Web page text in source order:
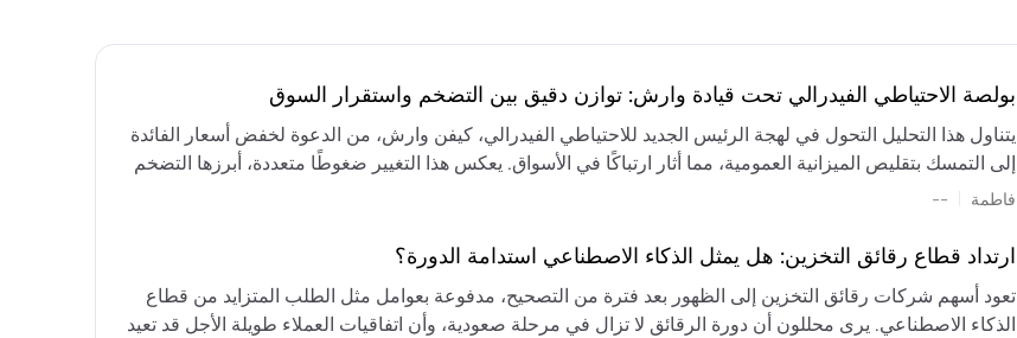
بولصة الاحتياطي الفيدرالي تحت قيادة وارش: توازن دقيق بين التضخم واستقرار السوق
يتناول هذا التحليل التحول في لهجة الرئيس الجديد للاحتياطي الفيدرالي، كيفن وارش، من الدعوة لخفض أسعار الفائدة
إلى التمسك بتقليص الميزانية العمومية، مما أثار ارتباكًا في الأسواق. يعكس هذا التغيير ضغوطًا متعددة، أبرزها التضخم
المستمر، والعجز المالي الكبير، والتوترات الجيوسياسية في الشرق الأوسط، التي تقيد خيارات خفض الفائدة أو خفض
وتجنب التدابير الاستفزازية التي قد تزعزع استقرار السوق.
فاطمة --
ارتداد قطاع رقائق التخزين: هل يمثل الذكاء الاصطناعي استدامة الدورة؟
تعود أسهم شركات رقائق التخزين إلى الظهور بعد فترة من التصحيح، مدفوعة بعوامل مثل الطلب المتزايد من قطاع
الذكاء الاصطناعي. يرى محللون أن دورة الرقائق لا تزال في مرحلة صعودية، وأن اتفاقيات العملاء طويلة الأجل قد تعيد